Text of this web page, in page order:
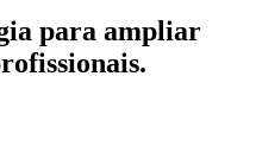
para ampliar